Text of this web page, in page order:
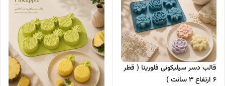
قالب دسر سیلیکونی فلورینا ( قطر
6 ارتفاع 3 سانت )